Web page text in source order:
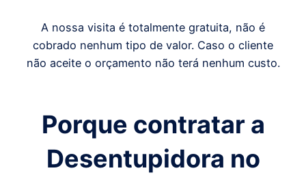
A nossa visita é totalmente gratuita, não é
cobrado nenhum tipo de valor. Caso o cliente
não aceite o orçamento não terá nenhum custo.
Porque contratar a
Desentupidora no